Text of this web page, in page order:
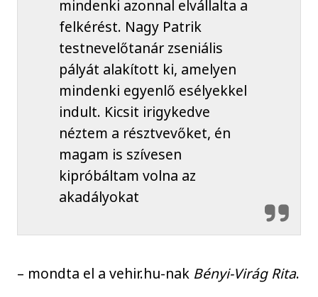
mindenki azonnal elvállalta a
felkérést. Nagy Patrik
testnevelőtanár zseniális
pályát alakított ki, amelyen
mindenki egyenlő esélyekkel
indult. Kicsit irigykedve
néztem a résztvevőket, én
magam is szívesen
kipróbáltam volna az
akadályokat
– mondta el a vehir.hu-nak Bényi-Virág Rita.